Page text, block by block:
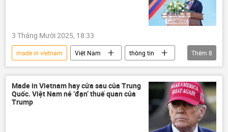
3 Tháng Mười 2025, 18:33
made in vietnam Việt Nam
thông tin
Nguyễn Chí Dũng
Chính trị
công nghệ
Khoa học
AI
Kinh tế
sáng tạo World Bank
Thêm 8
Made in Vietnam hay cửa sau của Trung
Quốc. Việt Nam né ‘đạn’ thuế quan của
Trump